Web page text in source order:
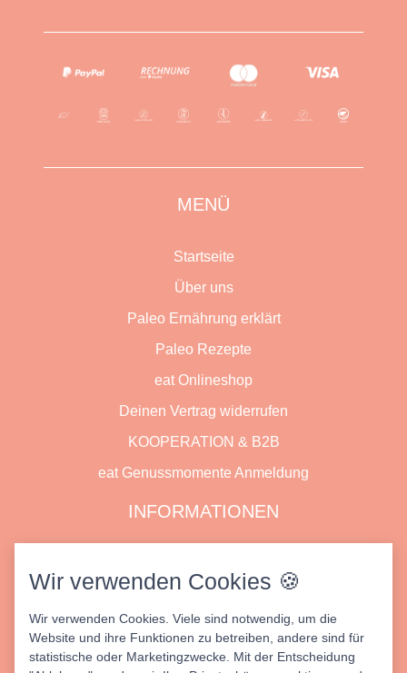
MENÜ
Startseite
Über uns
Paleo Ernährung erklärt
Paleo Rezepte
eat Onlineshop
Deinen Vertrag widerrufen
KOOPERATION & B2B
eat Genussmomente Anmeldung
INFORMATIONEN
Impressum
AGB
Versand & Kosten
Wir verwenden Cookies 🍪
Wir verwenden Cookies. Viele sind notwendig, um die
Website und ihre Funktionen zu betreiben, andere sind für
statistische oder Marketingzwecke. Mit der Entscheidung